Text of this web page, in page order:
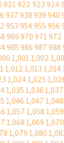
921922923924
937938939940
953954955956
969970971972
985986987988
1,0011,002
1,0121,0131,014
1,0241,025
1,0351,0361,037
1,0461,0471,048
1,0571,0581,059
1,0681,0691,070
1,0791,080